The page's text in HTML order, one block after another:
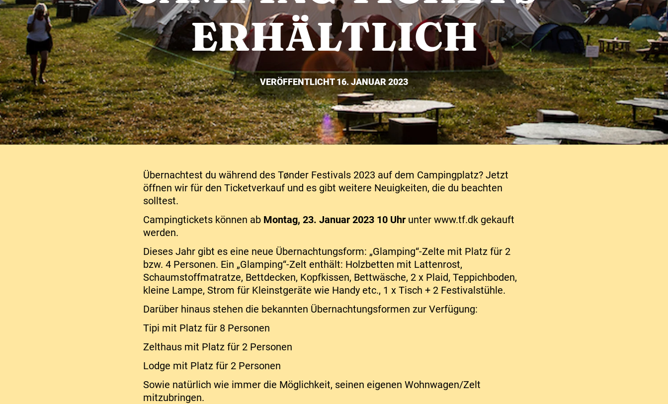
ERHÄLTLICH
VERÖFFENTLICHT 16. JANUAR 2023
Übernachtest du während des Tønder Festivals 2023 auf dem Campingplatz? Jetzt
öffnen wir für den Ticketverkauf und es gibt weitere Neuigkeiten, die du beachten
solltest.
Campingtickets können ab Montag, 23. Januar 2023 10 Uhr unter www.tf.dk gekauft
werden.
Dieses Jahr gibt es eine neue Übernachtungsform: „Glamping“-Zelte mit Platz für 2
bzw. 4 Personen. Ein „Glamping“-Zelt enthält: Holzbetten mit Lattenrost,
Schaumstoffmatratze, Bettdecken, Kopfkissen, Bettwäsche, 2 x Plaid, Teppichboden,
kleine Lampe, Strom für Kleinstgeräte wie Handy etc., 1 x Tisch + 2 Festivalstühle.
Darüber hinaus stehen die bekannten Übernachtungsformen zur Verfügung:
Tipi mit Platz für 8 Personen
Zelthaus mit Platz für 2 Personen
Lodge mit Platz für 2 Personen
Sowie natürlich wie immer die Möglichkeit, seinen eigenen Wohnwagen/Zelt
mitzubringen.